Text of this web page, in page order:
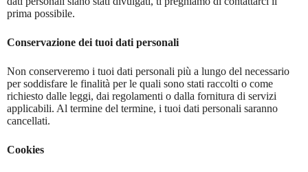
prima possibile.
Conservazione dei tuoi dati personali
Non conserveremo i tuoi dati personali più a lungo del necessario
per soddisfare le finalità per le quali sono stati raccolti o come
richiesto dalle leggi, dai regolamenti o dalla fornitura di servizi
applicabili. Al termine del termine, i tuoi dati personali saranno
cancellati.
Cookies